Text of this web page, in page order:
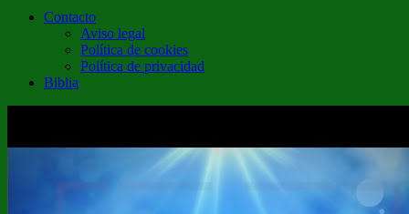
Contacto
Aviso legal
Política de cookies
Política de privacidad
Biblia